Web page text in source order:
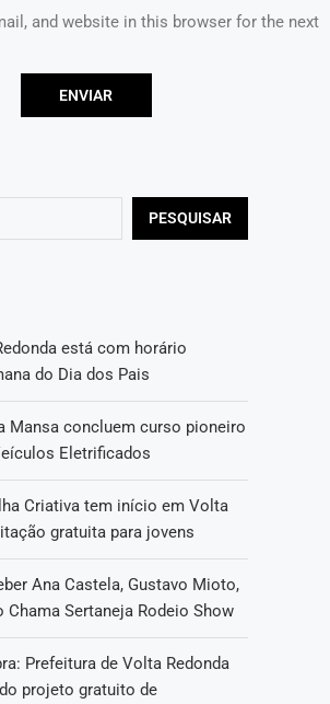
and website in this browser for the next
PESQUISAR
está com horário
do Dia dos Pais
Mansa concluem curso pioneiro
Eletrificados
Criativa tem início em Volta
gratuita para jovens
Ana Castela, Gustavo Mioto,
Chama Sertaneja Rodeio Show
Prefeitura de Volta Redonda
projeto gratuito de